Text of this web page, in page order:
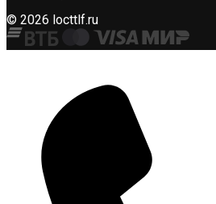
© 2026 locttlf.ru